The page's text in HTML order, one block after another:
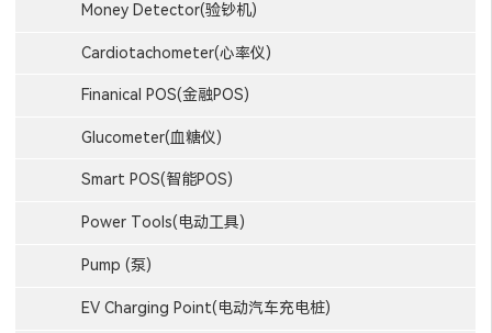
Money Detector(验钞机)
Cardiotachometer(心率仪)
Finanical POS(金融POS)
Glucometer(血糖仪)
Smart POS(智能POS)
Power Tools(电动工具)
Pump (泵)
EV Charging Point(电动汽车充电桩)